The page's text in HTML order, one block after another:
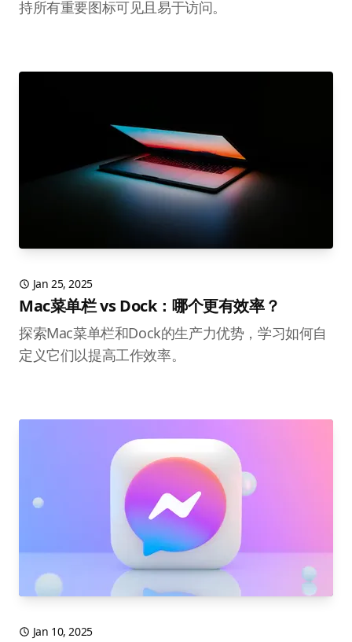
持所有重要图标可见且易于访问。
Jan 25, 2025
Mac菜单栏 vs Dock：哪个更有效率？
探索Mac菜单栏和Dock的生产力优势，学习如何自
定义它们以提高工作效率。
Jan 10, 2025